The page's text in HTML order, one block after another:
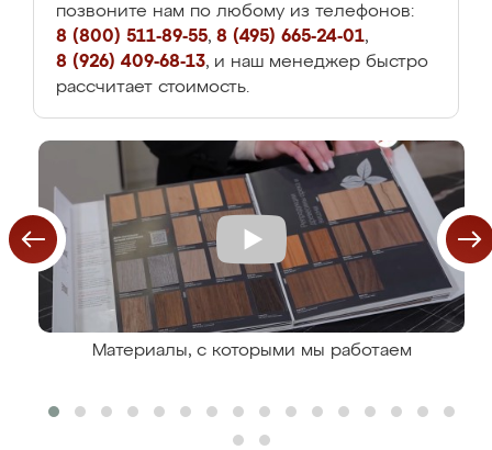
позвоните нам по любому из телефонов:
8 (800) 511-89-55, 8 (495) 665-24-01,
8 (926) 409-68-13, и наш менеджер быстро
рассчитает стоимость.
Материалы, с которыми мы работаем